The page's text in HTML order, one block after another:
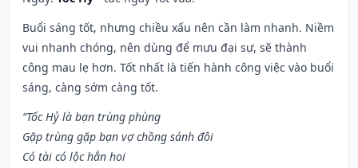
Buổi sáng tốt, nhưng chiều xấu nên cần làm nhanh. Niềm
vui nhanh chóng, nên dùng để mưu đại sự, sẽ thành
công mau lẹ hơn. Tốt nhất là tiến hành công việc vào buổi
sáng, càng sớm càng tốt.
“Tốc Hỷ là bạn trùng phùng
Gặp trùng gặp bạn vợ chồng sánh đôi
Có tài có lộc hẳn hoi